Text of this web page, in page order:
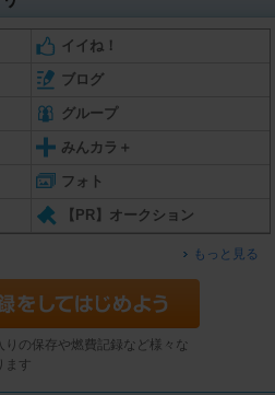
イイね！
ブログ
グループ
みんカラ＋
フォト
【PR】オークション
もっと見る
りの保存や燃費記録など様々な
ます